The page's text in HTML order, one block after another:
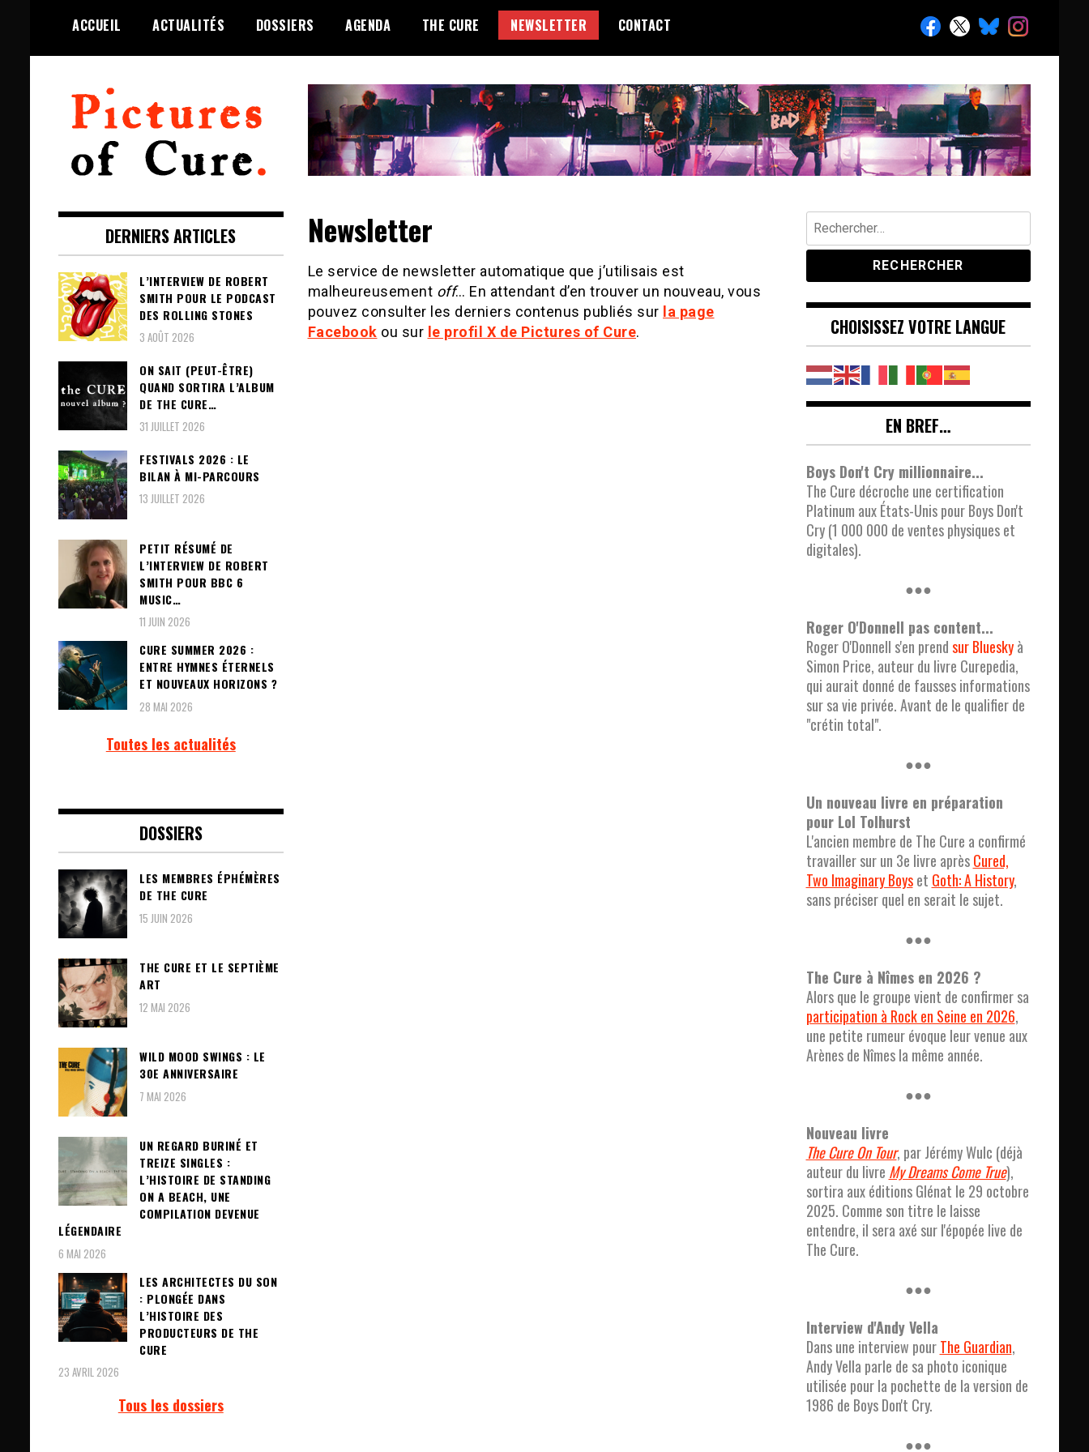
ACCUEIL ACTUALITÉS DOSSIERS AGENDA THE CURE NEWSLETTER CONTACT
Pictures of Cure
2001
Newsletter
Le service de newsletter automatique que j’utilisais est
malheureusement off… En attendant d’en trouver un nouveau, vous
pouvez consulter les derniers contenus publiés sur la page
Facebook ou sur le profil X de Pictures of Cure.
DERNIERS ARTICLES
L’INTERVIEW DE ROBERT
SMITH POUR LE PODCAST
DES ROLLING STONES
3 AOÛT 2026
ON SAIT (PEUT-ÊTRE)
QUAND SORTIRA L’ALBUM
DE THE CURE…
31 JUILLET 2026
FESTIVALS 2026 : LE
BILAN À MI-PARCOURS
13 JUILLET 2026
PETIT RÉSUMÉ DE
L’INTERVIEW DE ROBERT
SMITH POUR BBC 6
MUSIC…
11 JUIN 2026
CURE SUMMER 2026 :
ENTRE HYMNES ÉTERNELS
ET NOUVEAUX HORIZONS ?
28 MAI 2026
Toutes les actualités
DOSSIERS
LES MEMBRES ÉPHÉMÈRES
DE THE CURE
15 JUIN 2026
THE CURE ET LE SEPTIÈME
ART
12 MAI 2026
WILD MOOD SWINGS : LE
30E ANNIVERSAIRE
7 MAI 2026
UN REGARD BURINÉ ET
TREIZE SINGLES :
L’HISTOIRE DE STANDING
ON A BEACH, UNE
COMPILATION DEVENUE
LÉGENDAIRE
6 MAI 2026
LES ARCHITECTES DU SON
: PLONGÉE DANS
L’HISTOIRE DES
PRODUCTEURS DE THE
CURE
23 AVRIL 2026
Tous les dossiers
Rechercher :
CHOISISSEZ VOTRE LANGUE
EN BREF…
Boys Don't Cry millionnaire...
The Cure décroche une certification
Platinum aux États-Unis pour Boys Don't
Cry (1 000 000 de ventes physiques et
digitales).
●●●
Roger O'Donnell pas content...
Roger O'Donnell s'en prendsur Blueskyà
Simon Price, auteur du livre Curepedia,
qui aurait donné de fausses informations
sur sa vie privée. Avant de le qualifier de
"crétin total".
●●●
Un nouveau livre en préparation
pour Lol Tolhurst
L'ancien membre de The Cure a confirmé
travailler sur un 3e livre aprèsCured,
Two Imaginary Boyset Goth: A History,
sans préciser quel en serait le sujet.
●●●
The Cure à Nîmes en 2026 ?
Alors que le groupe vient de confirmer sa
participation à Rock en Seine en 2026,
une petite rumeur évoque leur venue aux
Arènes de Nîmes la même année.
●●●
Nouveau livre
The Cure On Tour, par Jérémy Wulc (déjà
auteur du livre My Dreams Come True),
sortira aux éditions Glénat le 29 octobre
2025. Comme son titre le laisse
entendre, il sera axé sur l'épopée live de
The Cure.
●●●
Interview d'Andy Vella
Dans une interview pourThe Guardian,
Andy Vella parle de sa photo iconique
utilisée pour la pochette de la version de
1986 de Boys Don't Cry.
●●●